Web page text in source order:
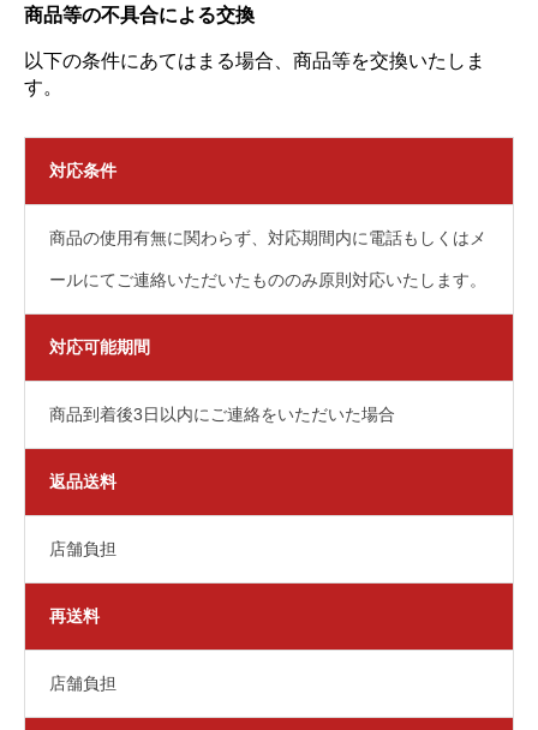
商品等の不具合による交換
以下の条件にあてはまる場合、商品等を交換いたしま
す。
対応条件
商品の使用有無に関わらず、対応期間内に電話もしくはメ
ールにてご連絡いただいたもののみ原則対応いたします。
対応可能期間
商品到着後3日以内にご連絡をいただいた場合
返品送料
店舗負担
再送料
店舗負担